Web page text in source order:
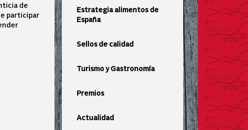
de
participar
Estrategia alimentos de
España
Sellos de calidad
Turismo y Gastronomía
Premios
Actualidad